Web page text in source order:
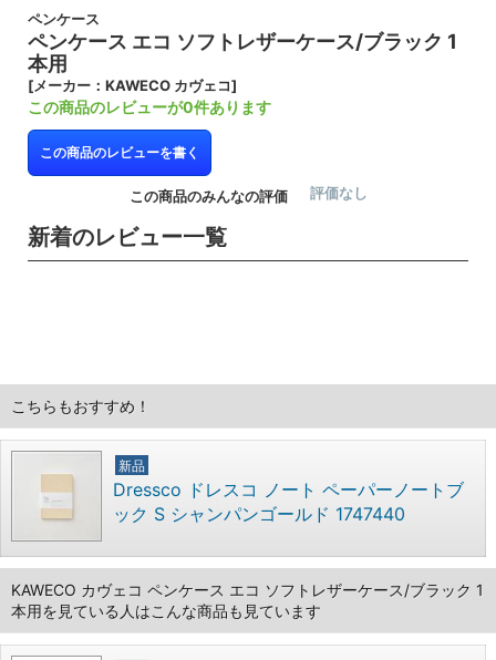
ペンケース
ペンケース エコ ソフトレザーケース/ブラック 1
本用
[メーカー：KAWECO カヴェコ]
この商品のレビューが0件あります
この商品のレビューを書く
この商品のみんなの評価 評価なし
新着のレビュー一覧
こちらもおすすめ！
新品
Dressco ドレスコ ノート ペーパーノートブ
ック S シャンパンゴールド 1747440
KAWECO カヴェコ ペンケース エコ ソフトレザーケース/ブラック 1
本用を見ている人はこんな商品も見ています